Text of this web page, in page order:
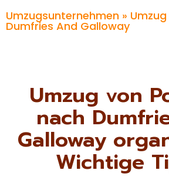
Umzugsunternehmen »
Dumfries And Galloway
Umzug von
nach
Galloway
Wichtige